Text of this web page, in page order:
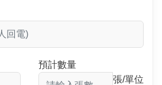
預計數量
張/單位